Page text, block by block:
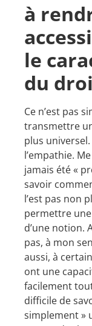
à
le
du
Ce n’est pas
transmettre
plus
l’empathie.
jamais été «
savoir
l’est pas non
permettre
d’une notion.
pas, à mon
aussi, à
ont une
facilement
difficile de
simplement »